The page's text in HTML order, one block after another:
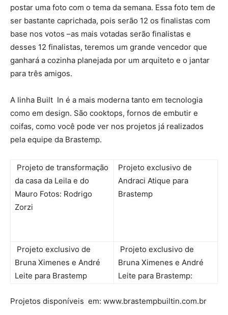
postar uma foto com o tema da semana. Essa foto tem de
ser bastante caprichada, pois serão 12 os finalistas com
base nos votos –as mais votadas serão finalistas e
desses 12 finalistas, teremos um grande vencedor que
ganhará a cozinha planejada por um arquiteto e o jantar
para três amigos.
A linha Built In é a mais moderna tanto em tecnologia
como em design. São cooktops, fornos de embutir e
coifas, como você pode ver nos projetos já realizados
pela equipe da Brastemp.
Projeto de transformação
da casa da Leila e do
Mauro Fotos: Rodrigo
Zorzi
Projeto exclusivo de
Andraci Atique para
Brastemp
Projeto exclusivo de
Bruna Ximenes e André
Leite para Brastemp
Projeto exclusivo de
Bruna Ximenes e André
Leite para Brastemp:
Projetos disponíveis em: www.brastempbuiltin.com.br